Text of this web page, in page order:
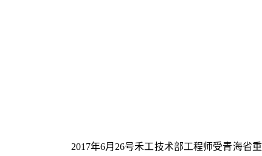
2017年6月26号禾工技术部工程师受青海省